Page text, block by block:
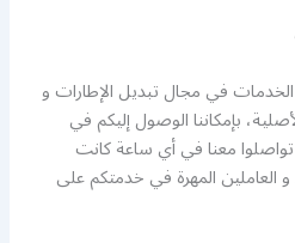
في مجال تبديل الإطارات و
بإمكاننا الوصول إليكم في
معنا في أي ساعة كانت
العاملين المهرة في خدمتكم على